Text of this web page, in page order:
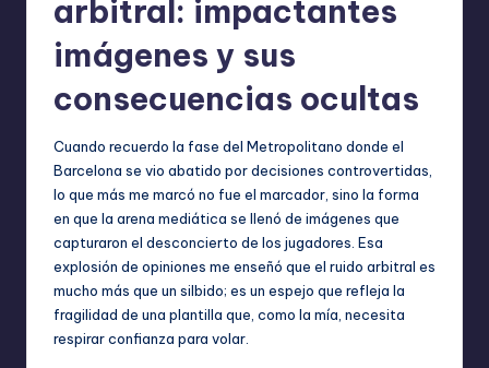
arbitral: impactantes
imágenes y sus
consecuencias ocultas
Cuando recuerdo la fase del Metropolitano donde el
Barcelona se vio abatido por decisiones controvertidas,
lo que más me marcó no fue el marcador, sino la forma
en que la arena mediática se llenó de imágenes que
capturaron el desconcierto de los jugadores. Esa
explosión de opiniones me enseñó que el ruido arbitral es
mucho más que un silbido; es un espejo que refleja la
fragilidad de una plantilla que, como la mía, necesita
respirar confianza para volar.